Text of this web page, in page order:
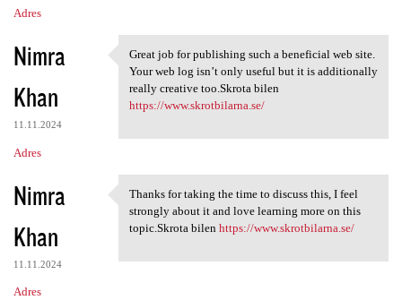
Adres
Nimra
Khan
11.11.2024
Adres
Great job for publishing such
Great job for publishing such a beneficial web site.
Your web log isn’t only useful but it is additionally
really creative too.Skrota bilen
https://www.skrotbilarna.se/
Nimra
Khan
11.11.2024
Adres
Thanks for taking the time to
Thanks for taking the time to discuss this, I feel
strongly about it and love learning more on this
topic.Skrota bilen https://www.skrotbilarna.se/